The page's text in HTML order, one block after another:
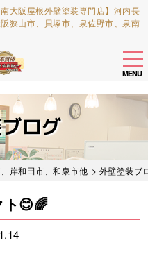
MENU
大阪屋根外壁塗装専門店】河内長
狭山市、貝塚市、泉佐野市、泉南
ログ
岸和田市、和泉市他 > 外壁塗装ブ
ト😊🌈